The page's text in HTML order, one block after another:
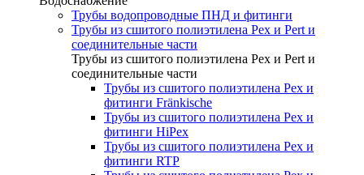
Трубы водопроводные ПНД и фитинги
Трубы из сшитого полиэтилена Pex и Pert и
соединительные части
Трубы из сшитого полиэтилена Pex и Pert и
соединительные части
Трубы из сшитого полиэтилена Pex и
фитинги Fränkische
Трубы из сшитого полиэтилена Pex и
фитинги HiPex
Трубы из сшитого полиэтилена Pex и
фитинги RTP